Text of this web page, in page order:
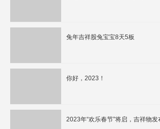
兔年吉祥股兔宝宝8天5板
你好，2023！
2023年“欢乐春节”将启，吉祥物发